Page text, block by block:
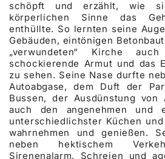
schöpft und erzählt, wie
körperlichen Sinne das
enthüllte. So lernten seine
Gebäuden, eintönigen
„verwundeten“ Kirche
schockierende Armut und das
zu sehen. Seine Nase durfte
Autoabgase, dem Duft der
Bussen, der Ausdünstung von
auch den angenehmen und
unterschiedlichster Küchen
wahrnehmen und genießen.
neben hektischem
Sirenenalarm, Schreien und